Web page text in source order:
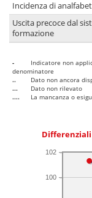
Incidenza di
Uscita precoce dal
formazione
-
Indicatore non
denominatore
..
Dato non ancora
...
Dato non rilevato
....
La mancanza o
100
102